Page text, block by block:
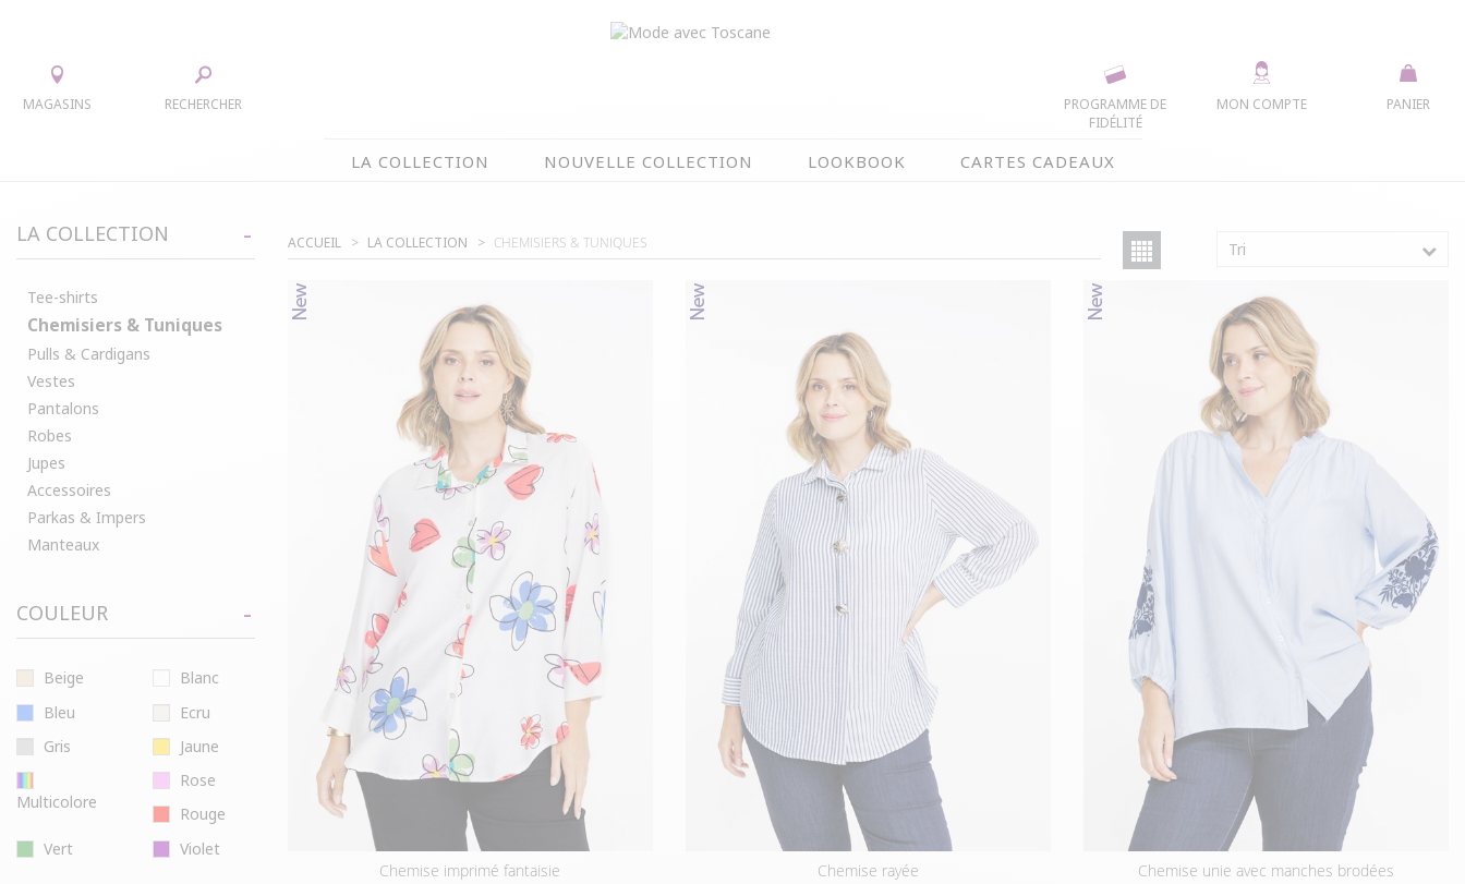
PANIER
MON COMPTE
PROGRAMME DE
FIDÉLITÉ
MAGASINS RECHERCHER
LA COLLECTION NOUVELLE COLLECTION LOOKBOOK CARTES CADEAUX
TEE-SHIRTS
CHEMISIERS & TUNIQUES
PULLS & CARDIGANS
VESTES
JUPES
PARKAS & IMPERS
MANTEAUX
ÉTÉ EN FLEURS
MEILLEURES VENTES
LES PRIX TOSCANE
LA COLLECTION
Tee-shirts
Chemisiers & Tuniques
Pulls & Cardigans
Vestes
Pantalons
Robes
Jupes
Accessoires
Parkas & Impers
Manteaux
COULEUR
Beige
Blanc
Bleu
Ecru
Gris
Jaune
Multicolore
Rose
Rouge
Vert
Violet
ACCUEIL LA COLLECTION CHEMISIERS & TUNIQUES Tri
chemise imprimé fantaisie
chemise rayée
chemise unie avec manches brodées